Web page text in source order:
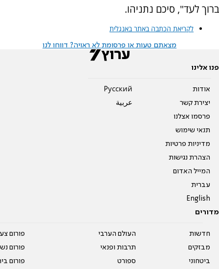
ברוך לעד", סיכם נתניהו.
לקריאת הכתבה באתר באנגלית
מצאתם טעות או פרסומת לא ראויה? דווחו לנו
פנו אלינו
אודות
יצירת קשר
פרסמו אצלנו
תנאי שימוש
מדיניות פרטיות
הצהרת נגישות
המייל האדום
עברית
English
Pусский
عربية
מדורים
חדשות
מבזקים
ביטחוני
העולם הערבי
תרבות ופנאי
ספורט
פורום
פורום
פורום